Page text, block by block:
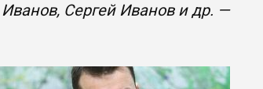
Сергей Иванов и др. —